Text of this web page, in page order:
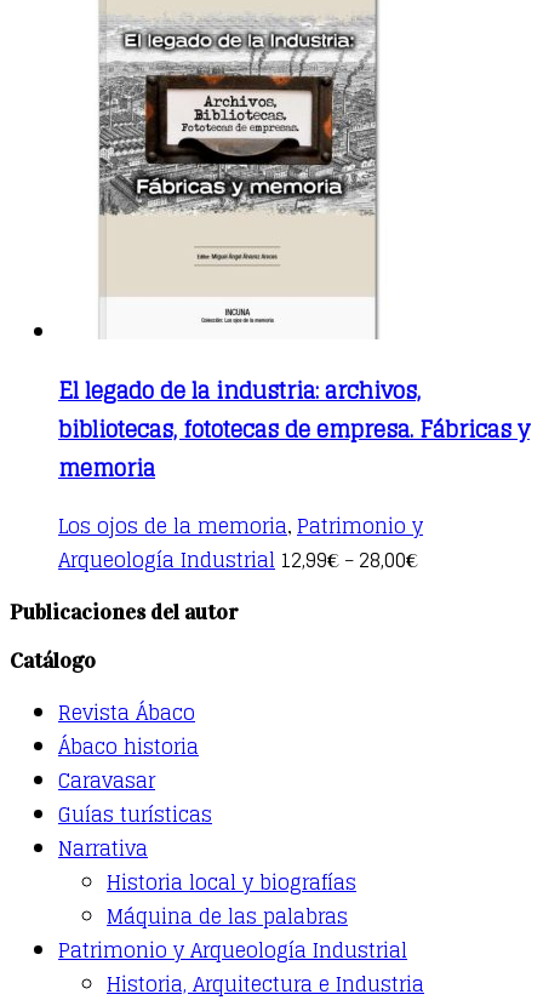
multiple
variants.
The
options
may
be
chosen
on
the
page
El legado de la industria: archivos,
bibliotecas, fototecas de empresa. Fábricas y
memoria
Los ojos de la memoria, Patrimonio y
Arqueología Industrial This
product
12,99€ – 28,00€
Publicaciones del autor
Catálogo
Revista Ábaco
Ábaco historia
Caravasar
Guías turísticas
Narrativa
Historia local y biografías
Máquina de las palabras
Patrimonio y Arqueología Industrial
Historia, Arquitectura e Industria